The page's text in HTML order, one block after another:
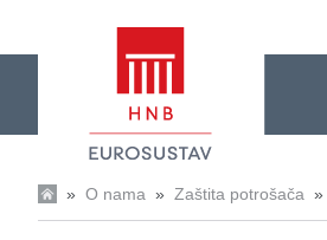
» O nama » Zaštita potrošača »